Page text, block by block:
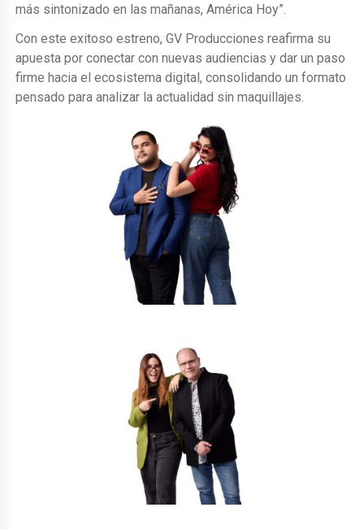
más sintonizado en las mañanas, América Hoy”.
Con este exitoso estreno, GV Producciones reafirma su
apuesta por conectar con nuevas audiencias y dar un paso
firme hacia el ecosistema digital, consolidando un formato
pensado para analizar la actualidad sin maquillajes.